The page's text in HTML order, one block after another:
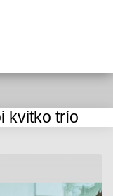
kvitko trío